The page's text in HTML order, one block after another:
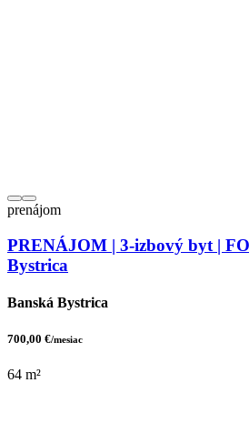
prenájom
PRENÁJOM | 3-izbový byt |
Bystrica
Banská Bystrica
700,00 €/mesiac
64 m²